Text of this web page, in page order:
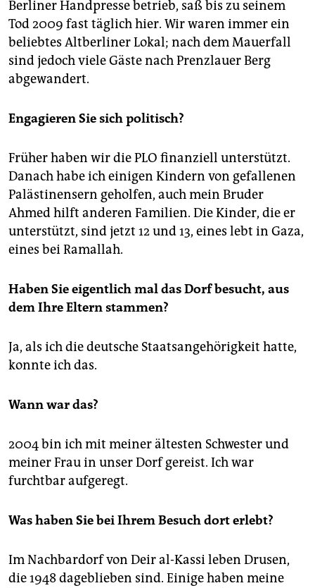
Berliner Handpresse betrieb, saß bis zu seinem
Tod 2009 fast täglich hier. Wir waren immer ein
beliebtes Altberliner Lokal; nach dem Mauerfall
sind jedoch viele Gäste nach Prenzlauer Berg
abgewandert.
Engagieren Sie sich politisch?
Früher haben wir die PLO finanziell unterstützt.
Danach habe ich einigen Kindern von gefallenen
Palästinensern geholfen, auch mein Bruder
Ahmed hilft anderen Familien. Die Kinder, die er
unterstützt, sind jetzt 12 und 13, eines lebt in Gaza,
eines bei Ramallah.
Haben Sie eigentlich mal das Dorf besucht, aus
dem Ihre Eltern stammen?
Ja, als ich die deutsche Staatsangehörigkeit hatte,
konnte ich das.
Wann war das?
2004 bin ich mit meiner ältesten Schwester und
meiner Frau in unser Dorf gereist. Ich war
furchtbar aufgeregt.
Was haben Sie bei Ihrem Besuch dort erlebt?
Im Nachbardorf von Deir al-Kassi leben Drusen,
die 1948 dageblieben sind. Einige haben meine